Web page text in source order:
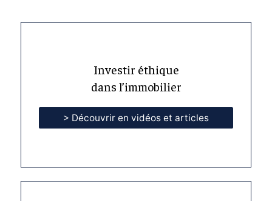
Investir éthique
dans l’immobilier
> Découvrir en vidéos et articles